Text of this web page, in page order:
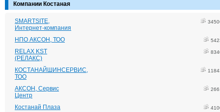
Компании Костаная
SMARTSITE,
Интернет-компания
НПО АКСОН, ТОО
RELAX KST
(РЕЛАКС)
КОСТАНАЙШИНСЕРВИС,
ТОО
АКСОН, Сервис
Центр
Костанай Плаза